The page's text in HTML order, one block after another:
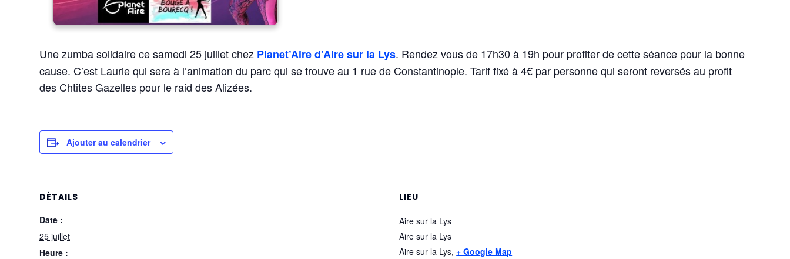
Une zumba solidaire ce samedi 25 juillet chez Planet’Aire d’Aire sur la Lys. Rendez vous de 17h30 à 19h pour profiter de cette séance pour la bonne
cause. C’est Laurie qui sera à l’animation du parc qui se trouve au 1 rue de Constantinople. Tarif fixé à 4€ par personne qui seront reversés au profit
des Chtites Gazelles pour le raid des Alizées.
Ajouter au calendrier
DÉTAILS
Date :
25 juillet
Heure :
LIEU
Aire sur la Lys
Aire sur la Lys
Aire sur la Lys, + Google Map